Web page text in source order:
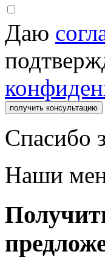
Даю
получить консультацию
Спасибо
Наши